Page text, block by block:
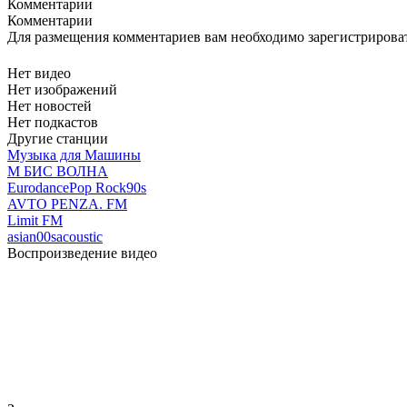
Комментарии
Комментарии
Для размещения комментариев вам необходимо
Нет видео
Нет изображений
Нет новостей
Нет подкастов
Другие станции
Музыка для Машины
М БИС ВОЛНА
EurodancePop Rock90s
AVTO PENZA. FM
Limit FM
asian00sacoustic
Воспроизведение видео